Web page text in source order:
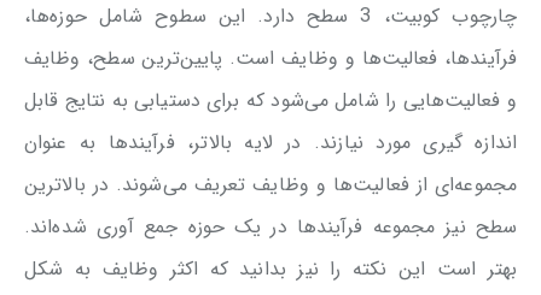
چارچوب کوبیت، 3 سطح دارد. این سطوح شامل حوزه‌ها،
فرآیندها، فعالیت‌ها و وظایف است. پایین‌ترین سطح، وظایف
و فعالیت‌هایی را شامل می‌شود که برای دستیابی به نتایج قابل
اندازه گیری مورد نیازند. در لایه بالاتر، فرآیندها به عنوان
مجموعه‌ای از فعالیت‌ها و وظایف تعریف می‌شوند. در بالاترین
سطح نیز مجموعه فرآیندها در یک حوزه جمع آوری شده‌اند.
بهتر است این نکته را نیز بدانید که اکثر وظایف به شکل